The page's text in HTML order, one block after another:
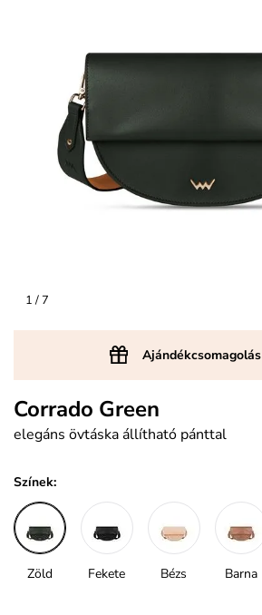
1/ 7
Ajándékcsomagolás
Corrado Green
elegáns övtáska állítható pánttal
Színek:
Zöld Fekete Bézs Barna